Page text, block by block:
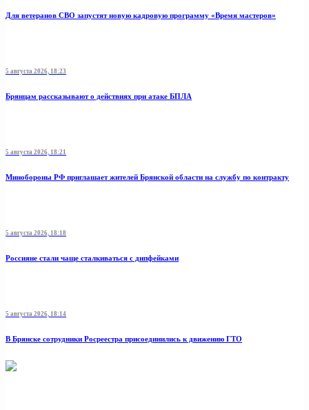
Для ветеранов СВО запустят новую кадровую программу «Время мастеров»
5 августа 2026, 18:23
Брянцам рассказывают о действиях при атаке БПЛА
5 августа 2026, 18:21
Минобoроны РФ приглaшaет житeлeй Брянской области на службу по контракту
5 августа 2026, 18:18
Россияне стали чаще сталкиваться с дипфейками
5 августа 2026, 18:14
В Брянске сотрудники Росреестра присоединились к движению ГТО